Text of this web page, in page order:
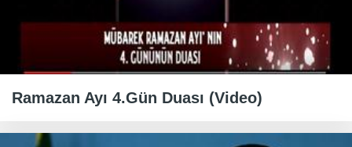
Ramazan Ayı 4.Gün Duası (Video)